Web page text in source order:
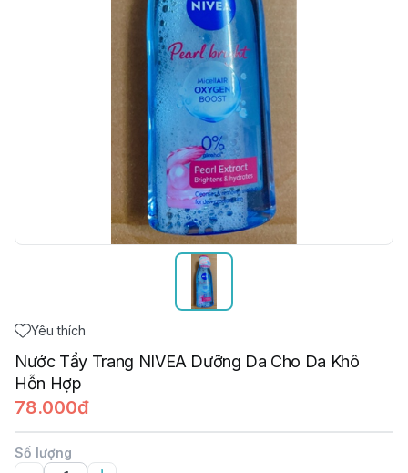
Yêu thích
Nước Tẩy Trang NIVEA Dưỡng Da Cho Da Khô
Hỗn Hợp
78.000đ
Số lượng